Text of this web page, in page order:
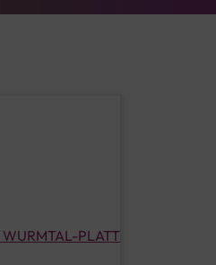
WURMTAL-PLATT